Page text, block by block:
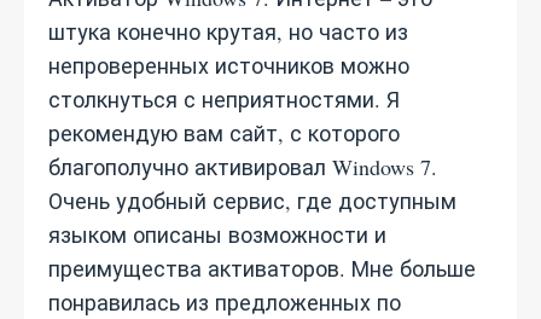
штука конечно крутая, но часто из
непроверенных источников можно
столкнуться с неприятностями. Я
рекомендую вам сайт, с которого
благополучно активировал Windows 7.
Очень удобный сервис, где доступным
языком описаны возможности и
преимущества активаторов. Мне больше
понравилась из предложенных по